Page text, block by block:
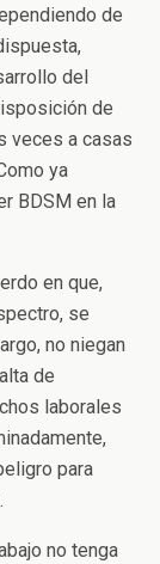
de
del
de
veces a casas
ya
BDSM en la
en que,
se
no niegan
de
laborales
para
no tenga